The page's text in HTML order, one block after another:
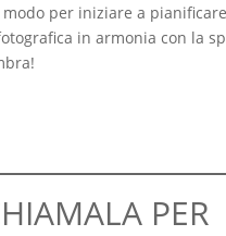
per iniziare a
in armonia con la
PER